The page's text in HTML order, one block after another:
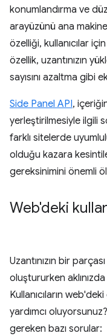
konumlandırma ve
arayüzünü ana
özelliği, kullanıcılar
özellik, uzantınızın
sayısını azaltma gibi
Side Panel API,
yerleştirilmesiyle ilgili
farklı sitelerde
olduğu kazara
gereksinimini önemli
Web'deki
Uzantınızın bir
oluştururken
Kullanıcıların
yardımcı
gereken bazı sorular: